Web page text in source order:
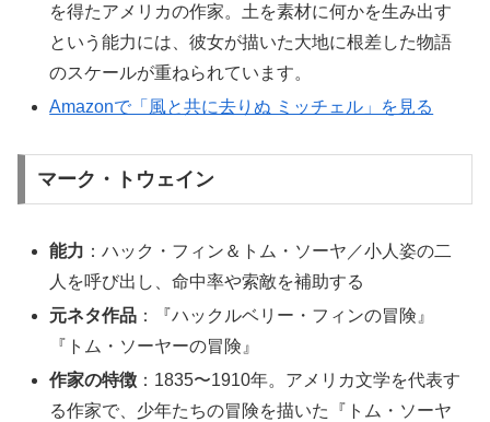
を得たアメリカの作家。土を素材に何かを生み出す
という能力には、彼女が描いた大地に根差した物語
のスケールが重ねられています。
Amazonで「風と共に去りぬ ミッチェル」を見る
マーク・トウェイン
能力 ：ハック・フィン＆トム・ソーヤ／小人姿の二
人を呼び出し、命中率や索敵を補助する
元ネタ作品 ：『ハックルベリー・フィンの冒険』
『トム・ソーヤーの冒険』
作家の特徴 ：1835〜1910年。アメリカ文学を代表す
る作家で、少年たちの冒険を描いた『トム・ソーヤ